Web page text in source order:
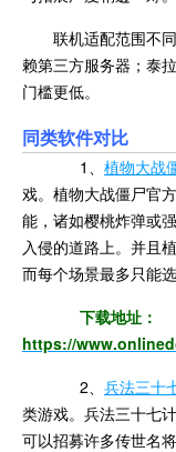
联机适配范围不
赖第三方服务器；泰
门槛更低。
同类软件对比
1、 植物大战
戏。植物大战僵尸官
能，诸如樱桃炸弹或
入侵的道路上。并且
而每个场景最多只能
下载地址：
https://
2、 兵法三十
类游戏。兵法三十七
可以招募许多传世名